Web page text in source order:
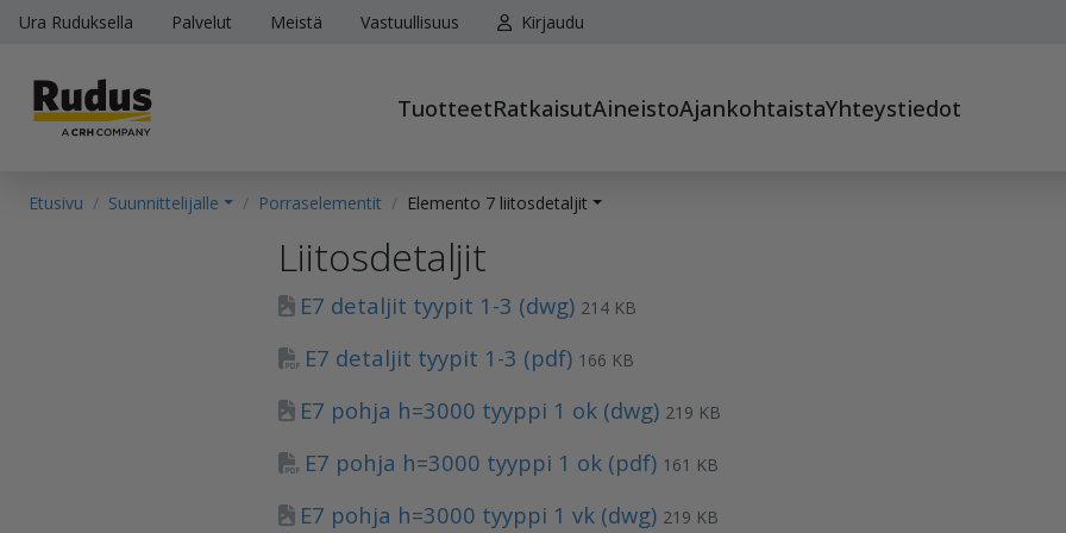
Ura Ruduksella Palvelut Meistä Vastuullisuus Kirjaudu
TuotteetRatkaisutAineistoAjankohtaistaYhteystiedot
Etusivu Suunnittelijalle Porraselementit Elemento 7 liitosdetaljit
Liitosdetaljit
E7 detaljit tyypit 1-3 (dwg) 214 KB
E7 detaljit tyypit 1-3 (pdf) 166 KB
E7 pohja h=3000 tyyppi 1 ok (dwg) 219 KB
E7 pohja h=3000 tyyppi 1 ok (pdf) 161 KB
E7 pohja h=3000 tyyppi 1 vk (dwg) 219 KB